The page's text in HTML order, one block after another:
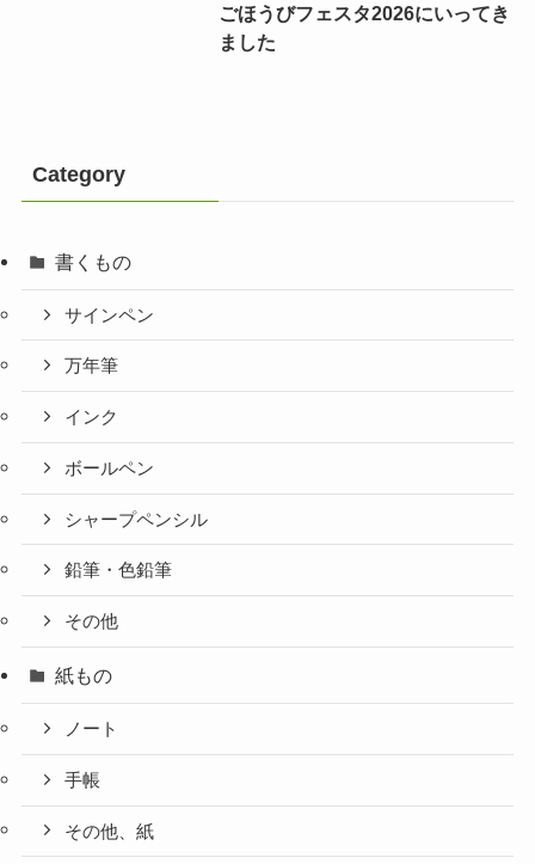
ごほうびフェスタ2026にいってき
ました
Category
書くもの
サインペン
万年筆
インク
ボールペン
シャープペンシル
鉛筆・色鉛筆
その他
紙もの
ノート
手帳
その他、紙